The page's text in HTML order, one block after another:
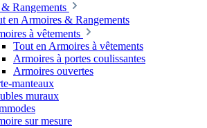
Rangements
en Armoires & Rangements
à vêtements
Tout en Armoires à vêtements
Armoires à portes coulissantes
Armoires ouvertes
manteaux
muraux
sur mesure